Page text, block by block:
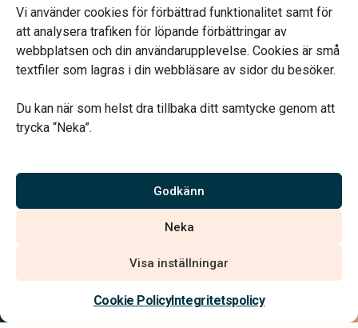
Vi använder cookies för förbättrad funktionalitet samt för
att analysera trafiken för löpande förbättringar av
webbplatsen och din användarupplevelse. Cookies är små
textfiler som lagras i din webbläsare av sidor du besöker.
Du kan när som helst dra tillbaka ditt samtycke genom att
trycka “Neka”.
Godkänn
Neka
Visa inställningar
Cookie PolicyIntegritetspolicy
Kontakta oss
Annan tid efter överenskommelse.
Telefonjour dygnet runt.
Vi är auktoriserade av Sveriges Begravningsbyråers Förbund och
har högt ställda krav på utbildning, kvalitet, miljö och arbetsmiljö.